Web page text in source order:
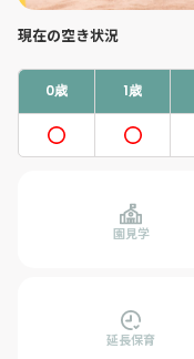
現在の空き状況
0歳 1歳
園見学
延長保育